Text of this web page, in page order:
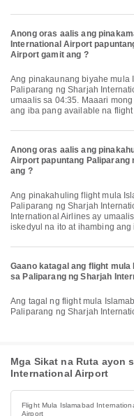
Anong oras aalis ang
International Airport
Airport gamit ang ?
Ang pinakaunang biyahe mula Islamabad International Airport papuntang
Paliparang ng Sharjah
umaalis sa 04:35. Maaari
ang iba pang available na flight
Anong oras aalis ang
Airport papuntang Paliparang
ang ?
Ang pinakahuling flight mula Islamabad International Airport papuntang
Paliparang ng Sharjah
International Airlines ay
iskedyul na ito at ihambing
Gaano katagal ang flight
sa Paliparang ng Sharjah
Ang tagal ng flight mula Islamabad International Airport papunta sa
Paliparang ng Sharjah
Mga Sikat na Ruta ayon
International Airport
Flight Mula Islamabad
Airport